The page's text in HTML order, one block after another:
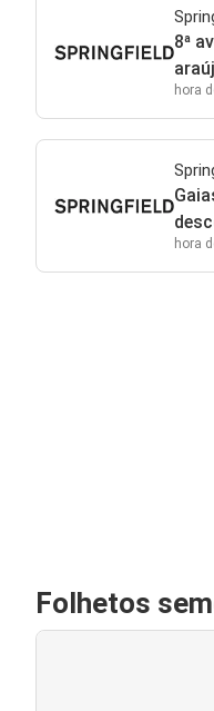
8ª
hora
de
hora
Folhetos